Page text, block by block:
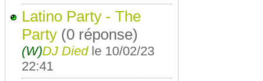
Latino Party - The
Party (0 réponse)
(W)DJ Died le 10/02/23
22:41